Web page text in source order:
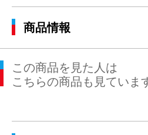
商品情報
この商品を見た人は
こちらの商品も見ていま